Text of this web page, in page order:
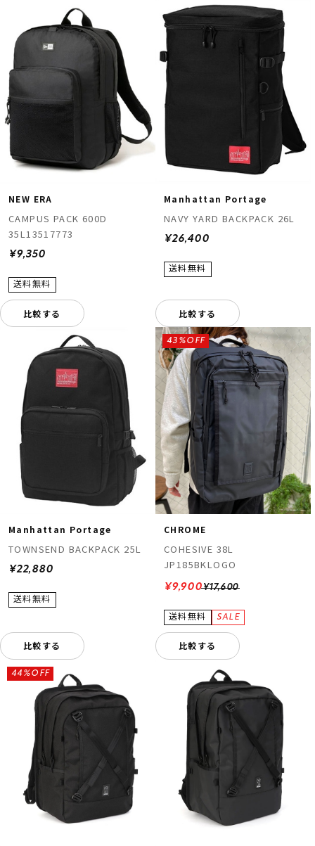
NEW ERA
CAMPUS PACK 600D
35L13517773
¥9,350
比較する
Manhattan Portage
NAVY YARD BACKPACK 26L
¥26,400
比較する
Manhattan Portage
TOWNSEND BACKPACK 25L
¥22,880
比較する
CHROME
COHESIVE 38L
JP185BKLOGO
¥17,600
43%OFF
¥9,900
比較する
44%OFF